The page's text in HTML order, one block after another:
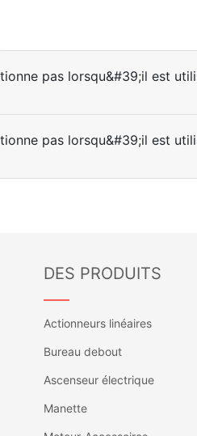
pas lorsqu&#39;il est
pas lorsqu&#39;il est
DES PRODUITS
——
Actionneurs linéaires
Bureau debout
Ascenseur électrique
Manette